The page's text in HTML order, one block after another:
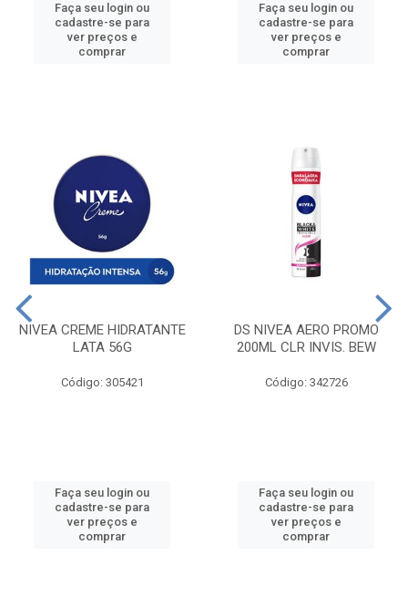
Faça seu login ou
cadastre-se para
ver preços e
comprar
Faça seu login ou
cadastre-se para
ver preços e
comprar
NIVEA CREME HIDRATANTE
LATA 56G
Código: 305421
Faça seu login ou
cadastre-se para
ver preços e
comprar
DS NIVEA AERO PROMO
200ML CLR INVIS. BEW
Código: 342726
Faça seu login ou
cadastre-se para
ver preços e
comprar